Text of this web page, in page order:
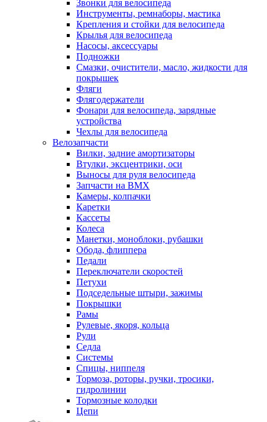
Звонки для велосипеда
Инструменты, ремнаборы, мастика
Крепления и стойки для велосипеда
Крылья для велосипеда
Насосы, аксессуары
Подножки
Смазки, очистители, масло, жидкости для
покрышек
Фляги
Флягодержатели
Фонари для велосипеда, зарядные
устройства
Чехлы для велосипеда
Велозапчасти
Вилки, задние амортизаторы
Втулки, эксцентрики, оси
Выносы для руля велосипеда
Запчасти на BMX
Камеры, колпачки
Каретки
Кассеты
Колеса
Манетки, моноблоки, рубашки
Обода, флиппера
Педали
Переключатели скоростей
Петухи
Подседельные штыри, зажимы
Покрышки
Рамы
Рулевые, якоря, кольца
Рули
Седла
Системы
Спицы, ниппеля
Тормоза, роторы, ручки, тросики,
гидролинии
Тормозные колодки
Цепи